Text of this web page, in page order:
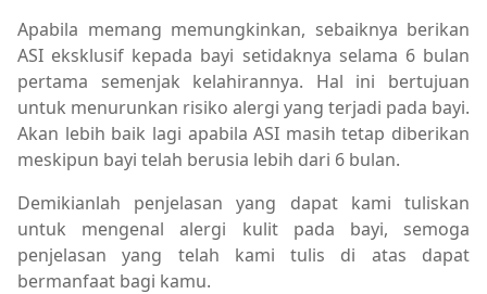
Apabila memang memungkinkan, sebaiknya berikan
ASI eksklusif kepada bayi setidaknya selama 6 bulan
pertama semenjak kelahirannya. Hal ini bertujuan
untuk menurunkan risiko alergi yang terjadi pada bayi.
Akan lebih baik lagi apabila ASI masih tetap diberikan
meskipun bayi telah berusia lebih dari 6 bulan.
Demikianlah penjelasan yang dapat kami tuliskan
untuk mengenal alergi kulit pada bayi, semoga
penjelasan yang telah kami tulis di atas dapat
bermanfaat bagi kamu.